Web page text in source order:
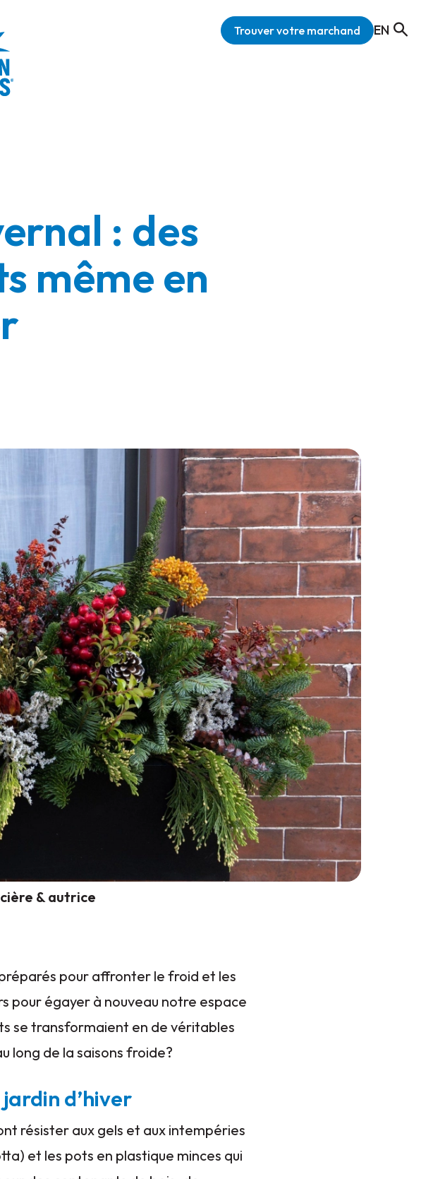
Trouver votre marchand EN
: des
même en
& autrice
pour affronter le froid et les
pour égayer à nouveau notre espace
se transformaient en de véritables
long de la saisons froide?
d’hiver
résister aux gels et aux intempéries
et les pots en plastique minces qui